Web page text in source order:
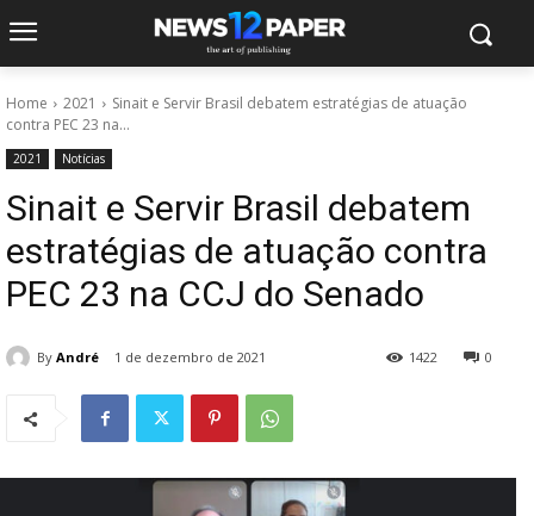
Home 2021
Sinait e Servir Brasil debatem estratégias de atuação
contra PEC 23 na...
2021 Notícias
Sinait e Servir Brasil debatem
estratégias de atuação contra
PEC 23 na CCJ do Senado
By André 1 de dezembro de 2021 0
1422